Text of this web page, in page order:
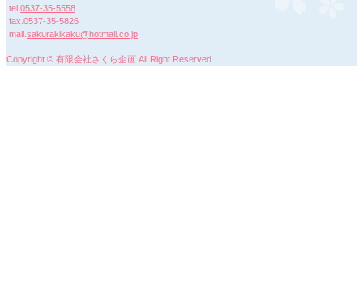
tel. 0537-35-5558
fax.0537-35-5826
mail. sakurakikaku@hotmail.co.jp
Copyright © 有限会社さくら企画 All Right Reserved.